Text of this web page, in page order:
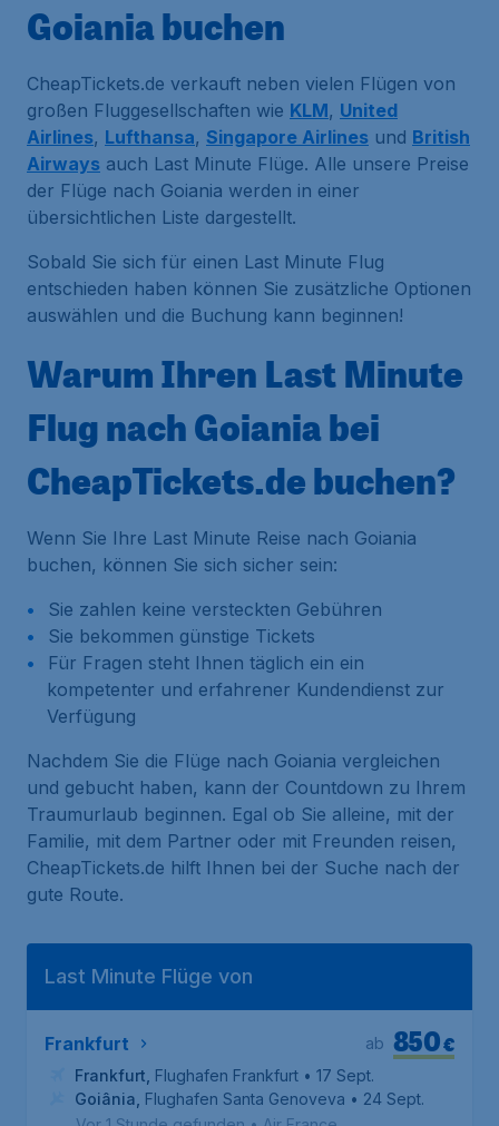
Goiania buchen
CheapTickets.de verkauft neben vielen Flügen von
großen Fluggesellschaften wie KLM, United
Airlines, Lufthansa, Singapore Airlines und British
Airways auch Last Minute Flüge. Alle unsere Preise
der Flüge nach Goiania werden in einer
übersichtlichen Liste dargestellt.
Sobald Sie sich für einen Last Minute Flug
entschieden haben können Sie zusätzliche Optionen
auswählen und die Buchung kann beginnen!
Warum Ihren Last Minute
Flug nach Goiania bei
CheapTickets.de buchen?
Wenn Sie Ihre Last Minute Reise nach Goiania
buchen, können Sie sich sicher sein:
Sie zahlen keine versteckten Gebühren
Sie bekommen günstige Tickets
Für Fragen steht Ihnen täglich ein ein
kompetenter und erfahrener Kundendienst zur
Verfügung
Nachdem Sie die Flüge nach Goiania vergleichen
und gebucht haben, kann der Countdown zu Ihrem
Traumurlaub beginnen. Egal ob Sie alleine, mit der
Familie, mit dem Partner oder mit Freunden reisen,
CheapTickets.de hilft Ihnen bei der Suche nach der
gute Route.
Last Minute Flüge von
Frankfurt €
850
ab
Frankfurt Flughafen Frankfurt • 17 Sept.
Goiânia Flughafen Santa Genoveva • 24 Sept.